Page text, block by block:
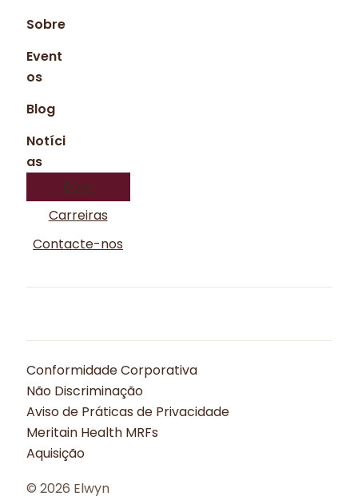
Sobre
Event
os
Blog
Notíci
as
Doar
Carreiras
Contacte-nos
Conformidade Corporativa
Não Discriminação
Aviso de Práticas de Privacidade
Meritain Health MRFs
Aquisição
© 2026 Elwyn